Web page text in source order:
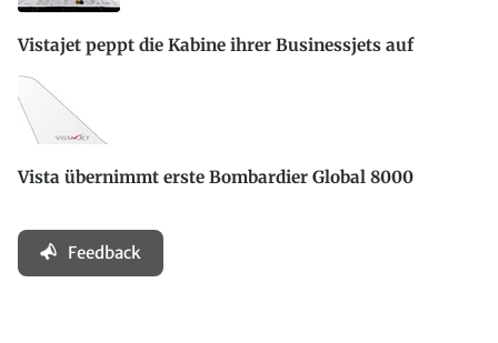
Vistajet peppt die Kabine ihrer Businessjets auf
Vista übernimmt erste Bombardier Global 8000
Feedback